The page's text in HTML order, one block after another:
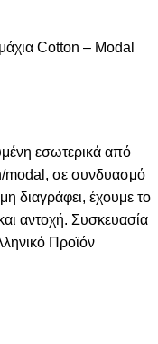
Cotton – Modal
εσωτερικά από
modal, σε συνδυασμό
διαγράφει, έχουμε το
αντοχή. Συσκευασία
Προϊόν